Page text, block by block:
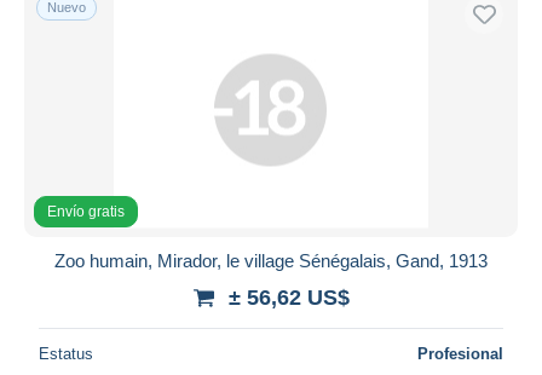
Sólo con descuento
Transferencia bancaria
Mastercard
Deseleccionar todo
Nuevo
Envío gratis
Zoo humain, Mirador, le village Sénégalais, Gand, 1913
± 56,62 US$
Estatus Profesional